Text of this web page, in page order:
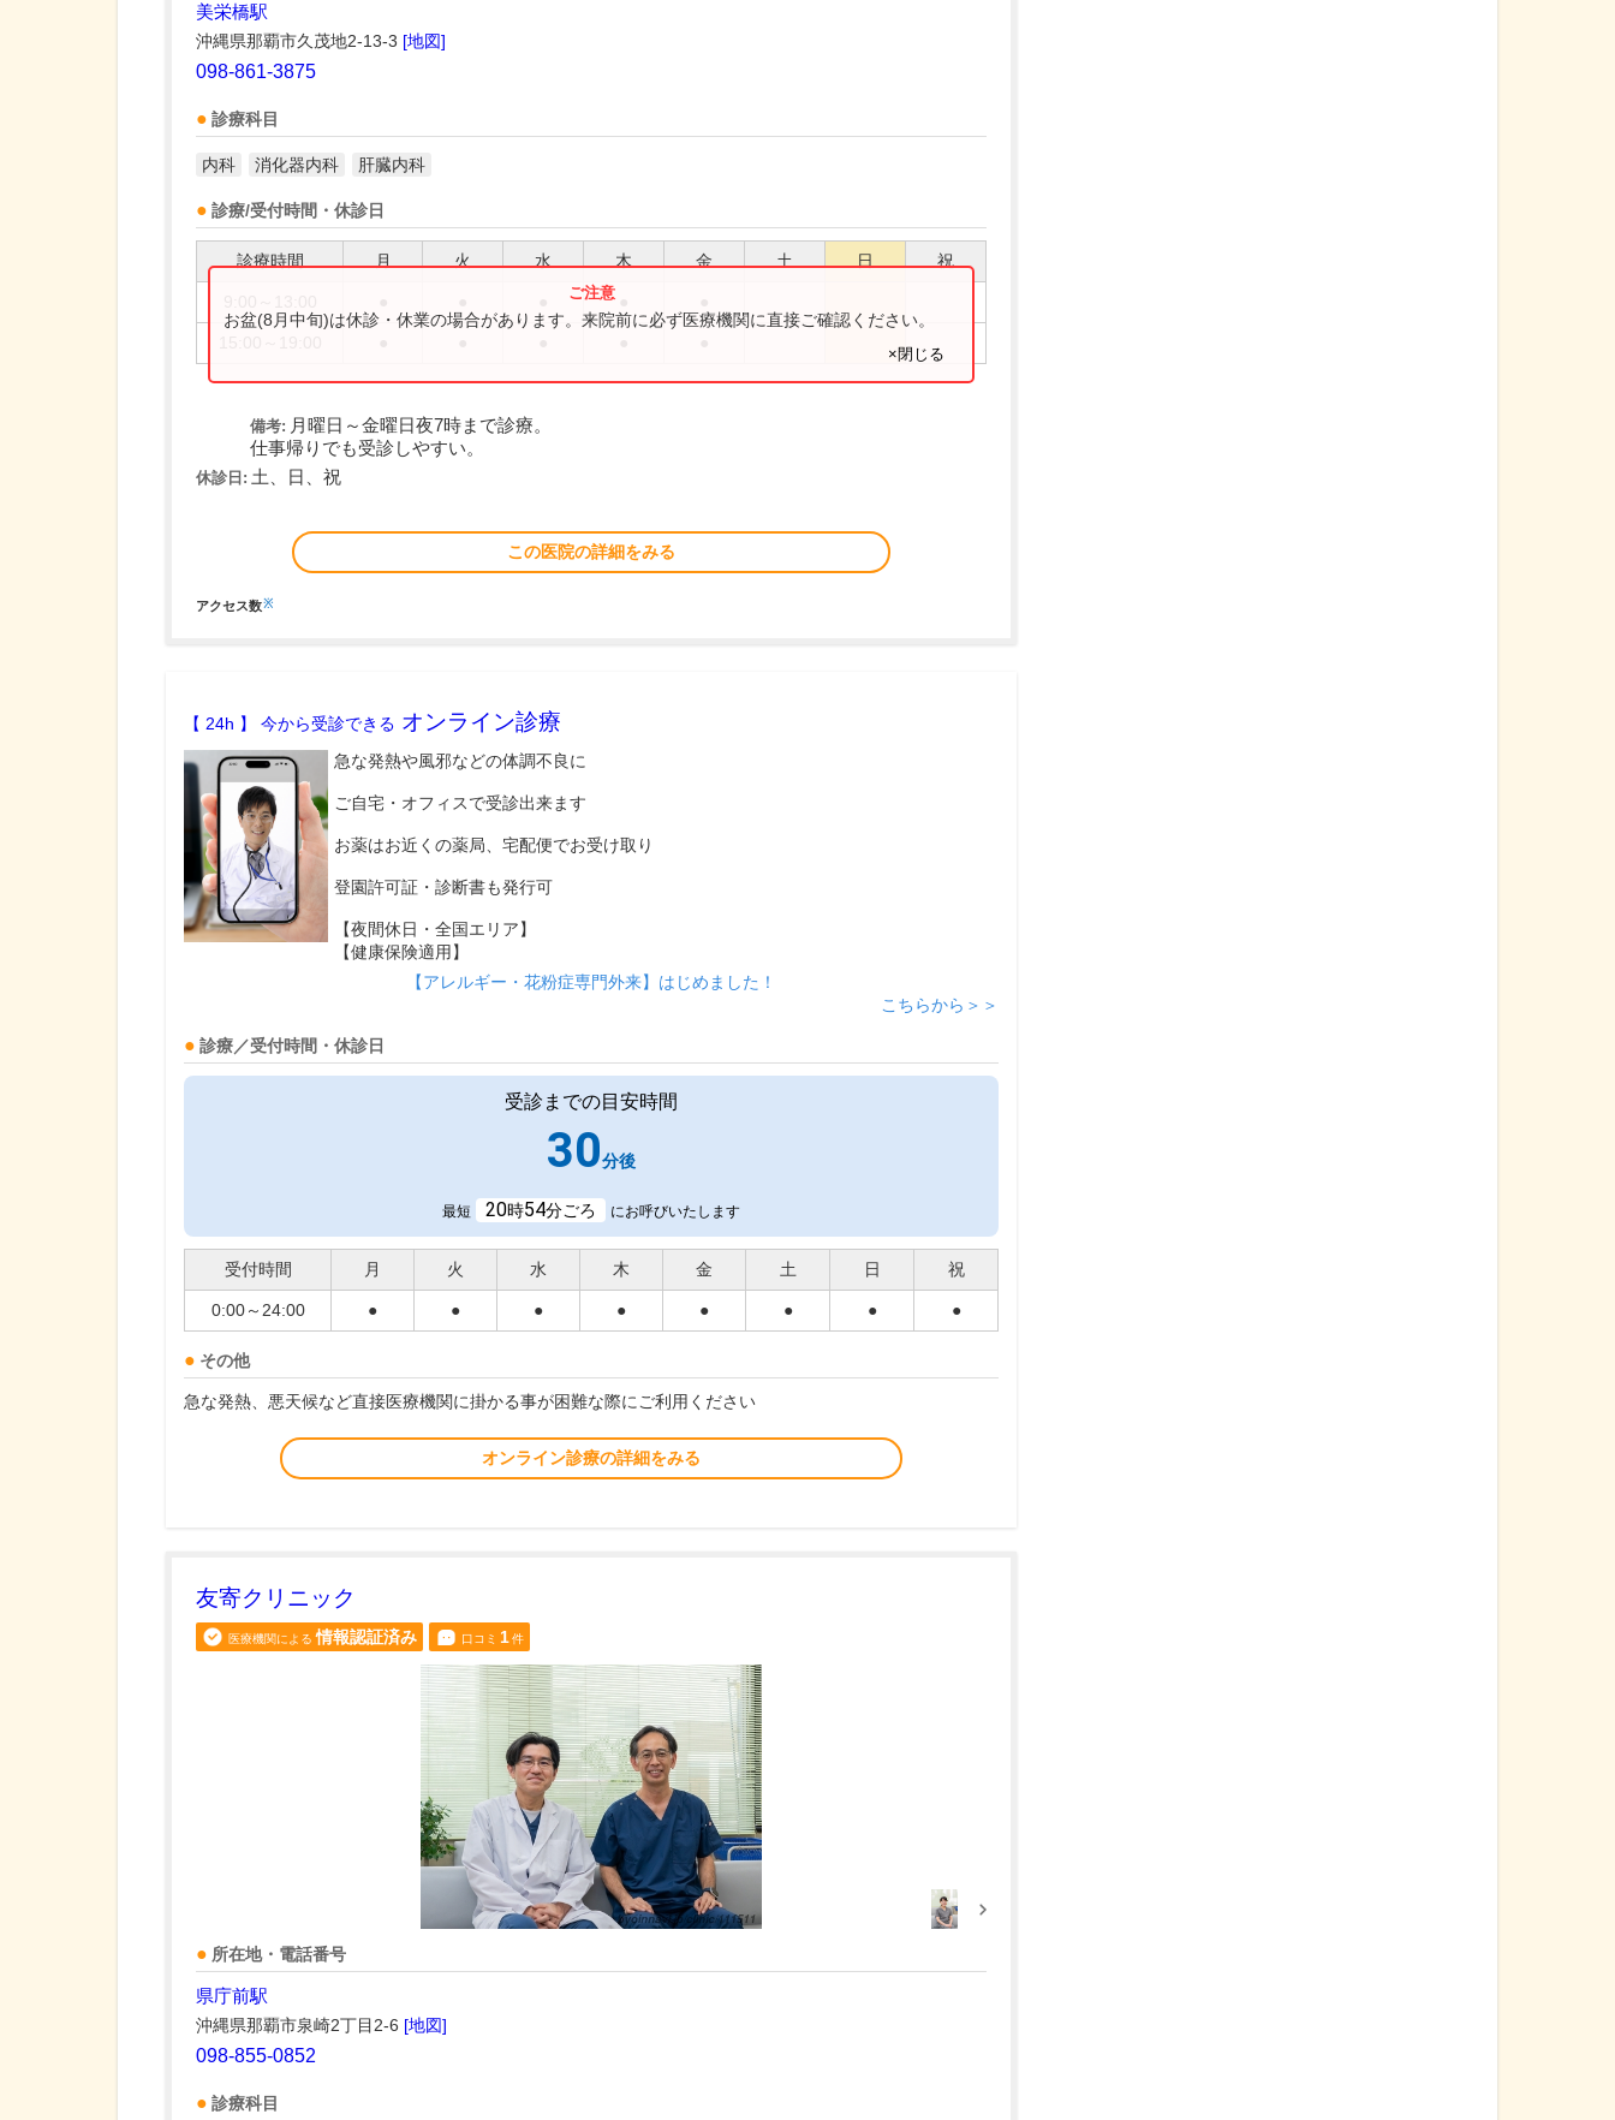
美栄橋駅
沖縄県那覇市久茂地2-13-3 [地図]
098-861-3875
診療科目
内科 消化器内科 肝臓内科
診療/受付時間・休診日
診療時間 月 火 水 木 金 土 日 祝
お盆(8月中旬)は休診・休業の場合があります。来院前に必ず医療機関に直接ご確認ください。
×閉じる
備考: 月曜日～金曜日夜7時まで診療。
仕事帰りでも受診しやすい。
休診日: 土、日、祝
この医院の詳細をみる
アクセス数※
【 24h 】 今から受診できる オンライン診療
急な発熱や風邪などの体調不良に
ご自宅・オフィスで受診出来ます
お薬はお近くの薬局、宅配便でお受け取り
登園許可証・診断書も発行可
【夜間休日・全国エリア】
【健康保険適用】
【アレルギー・花粉症専門外来】はじめました！
こちらから＞＞
診療／受付時間・休診日
受診までの目安時間
30分後
最短 20時54分ごろ にお呼びいたします
受付時間 月 火 水 木 金 土 日 祝
0:00～24:00 ● ● ● ● ● ● ● ●
その他
急な発熱、悪天候など直接医療機関に掛かる事が困難な際にご利用ください
オンライン診療の詳細をみる
友寄クリニック
医療機関による 情報認証済み 口コミ 1件
所在地・電話番号
県庁前駅
沖縄県那覇市泉崎2丁目2-6 [地図]
098-855-0852
診療科目